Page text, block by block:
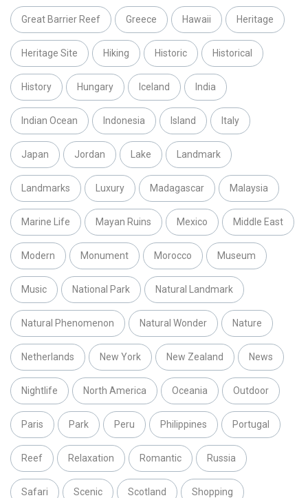
Great Barrier Reef Greece Hawaii Heritage
Heritage Site Hiking Historic Historical
History Hungary Iceland India
Indian Ocean Indonesia Island Italy
Japan Jordan Lake Landmark
Landmarks Luxury Madagascar Malaysia
Marine Life Mayan Ruins Mexico Middle East
Modern Monument Morocco Museum
Music National Park Natural Landmark
Natural Phenomenon Natural Wonder Nature
Netherlands New York New Zealand News
Nightlife North America Oceania Outdoor
Paris Park Peru Philippines Portugal
Reef Relaxation Romantic Russia
Safari Scenic Scotland Shopping